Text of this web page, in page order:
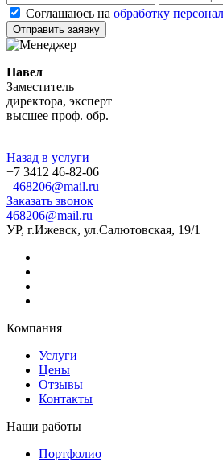
Соглашаюсь на обработку
Отправить заявку
Павел
Заместитель
директора, эксперт
высшее проф. обр.
Назад в услуги
+7 3412 46-82-06
468206@mail.ru
Заказать звонок
468206@mail.ru
УР, г.Ижевск, ул.Салютовская, 19/1
Компания
Услуги
Цены
Отзывы
Контакты
Наши работы
Портфолио